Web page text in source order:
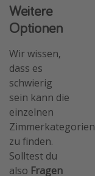
Weitere
Optionen
Wir wissen,
dass es
schwierig
sein kann die
einzelnen
Zimmerkategorien
zu finden.
Solltest du
also Fragen